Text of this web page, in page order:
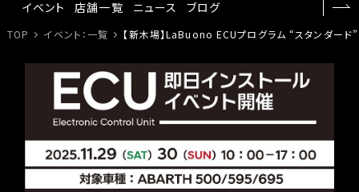
イベント 店舗一覧 ニュース ブログ
TOP イベント：一覧 【新木場】LaBuono ECUプログラム “スタンダード